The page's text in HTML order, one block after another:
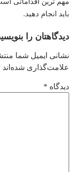
مهم ترین اقداماتی
باید انجام دهید.
دیدگاهتان را
نشانی ایمیل شما
علامت‌گذاری شده‌اند
دیدگاه *